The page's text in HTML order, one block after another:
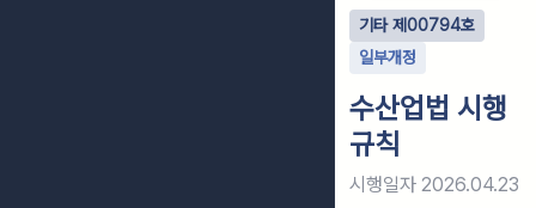
기타제 00794호
일부개정
수산업법 시행
규칙
시행일자 2026.04.23